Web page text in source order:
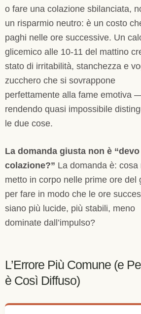
o fare una colazione sbilanciata,
un risparmio neutro: è un costo
paghi nelle ore successive. Un
glicemico alle 10-11 del mattino
stato di irritabilità, stanchezza e
zucchero che si sovrappone
perfettamente alla fame emotiva
rendendo quasi impossibile
le due cose.
La domanda giusta non è
colazione?” La domanda è: cosa
metto in corpo nelle prime ore del
per fare in modo che le ore
siano più lucide, più stabili, meno
dominate dall’impulso?
L’Errore Più Comune (e
è Così Diffuso)